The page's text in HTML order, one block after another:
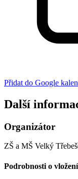
Přidat do Google
Další
Organizátor
ZŠ a MŠ Velký
Podrobnosti o